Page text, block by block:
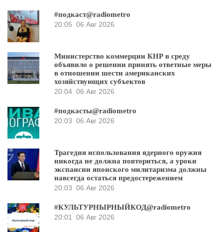
#подкаст@radiometro
20:05 06 Авг 2026
Министерство коммерции КНР в среду
объявило о решении принять ответные меры
в отношении шести американских
хозяйствующих субъектов
20:04 06 Авг 2026
#подкасты@radiometro
20:03 06 Авг 2026
Трагедия использования ядерного оружия
никогда не должна повториться, а уроки
экспансии японского милитаризма должны
навсегда остаться предостережением
20:03 06 Авг 2026
#КУЛЬТУРНЫРНЫЙКОД@radiometro
20:01 06 Авг 2026